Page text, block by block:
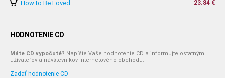
How to Be Loved 23.84 €
HODNOTENIE CD
Máte CD vypočuté? Napíšte Vaše hodnotenie CD a informujte ostatným
užívateľov a návštevníkov internetového obchodu.
Zadať hodnotenie CD